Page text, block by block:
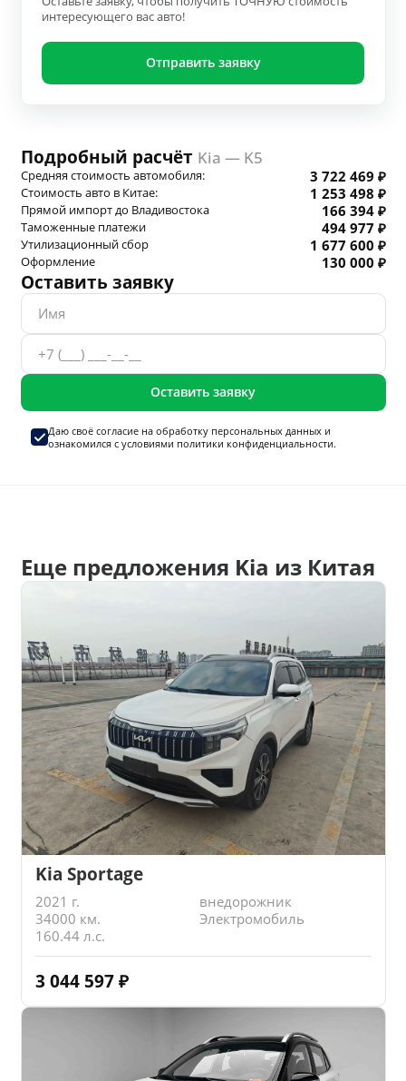
интересующего вас авто!
Отправить заявку
Подробный расчёт Kia — K5
Средняя стоимость автомобиля: 3 722 469 ₽
Стоимость авто в Китае: 1 253 498 ₽
Прямой импорт до Владивостока 166 394 ₽
Таможенные платежи 494 977 ₽
Утилизационный сбор 1 677 600 ₽
Оформление 130 000 ₽
Оставить заявку
Оставить заявку
Даю своё согласие на обработку персональных данныхи
ознакомился с условиями политики конфиденциальности.
Еще предложения Kia из Китая
Kia Sportage
2021 г.
внедорожник
34000 км.
Электромобиль
160.44 л.с.
3 044 597 ₽